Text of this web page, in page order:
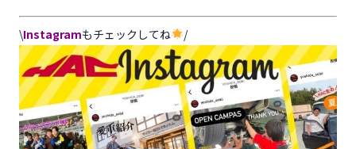
\Instagramもチェックしてね /